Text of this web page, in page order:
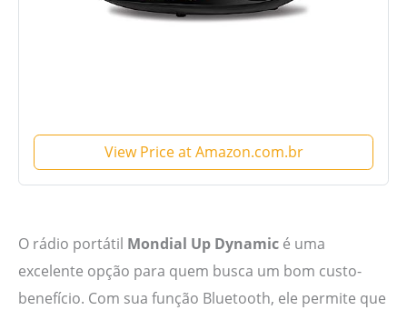
View Price at Amazon.com.br
O rádio portátil Mondial Up Dynamic é uma
excelente opção para quem busca um bom custo-
benefício. Com sua função Bluetooth, ele permite que